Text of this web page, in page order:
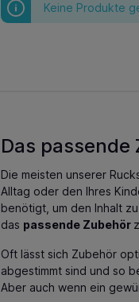
Keine Produkte
Das passende
Die meisten unserer
Alltag oder den Ihres
benötigt, um den Inhalt
das passende Zubehör
Oft lässt sich Zubehör
abgestimmt sind und so
Aber auch wenn ein